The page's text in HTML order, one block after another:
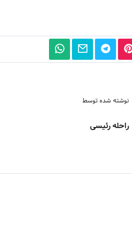
نوشته شده توسط
راحله رئیسی